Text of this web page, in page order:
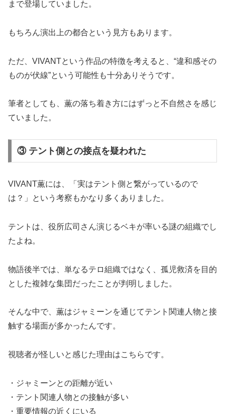
まで登場していました。
もちろん演出上の都合という見方もあります。
ただ、VIVANTという作品の特徴を考えると、“違和感その
ものが伏線”という可能性も十分ありそうです。
筆者としても、薫の落ち着き方にはずっと不自然さを感じ
ていました。
③ テント側との接点を疑われた
VIVANT薫には、「実はテント側と繋がっているので
は？」という考察もかなり多くありました。
テントは、役所広司さん演じるベキが率いる謎の組織でし
たよね。
物語後半では、単なるテロ組織ではなく、孤児救済を目的
とした複雑な集団だったことが判明しました。
そんな中で、薫はジャミーンを通じてテント関連人物と接
触する場面が多かったんです。
視聴者が怪しいと感じた理由はこちらです。
・ジャミーンとの距離が近い
・テント関連人物との接触が多い
・重要情報の近くにいる